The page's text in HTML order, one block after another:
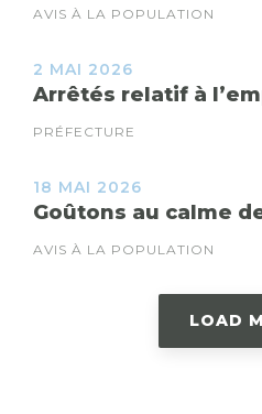
AVIS À LA POPULATION
2 MAI 2026
Arrêtés relatif à
PRÉFECTURE
18 MAI 2026
Goûtons au calme
AVIS À LA POPULATION
LOAD